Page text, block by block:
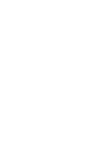
de
Academia
seu correo
de carácter
aos seus
exercer o
dos
de